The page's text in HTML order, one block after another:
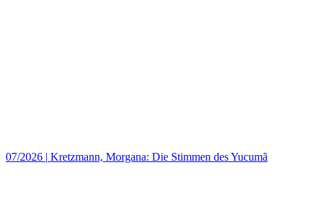
07/2026 | Kretzmann, Morgana: Die Stimmen des Yucumã